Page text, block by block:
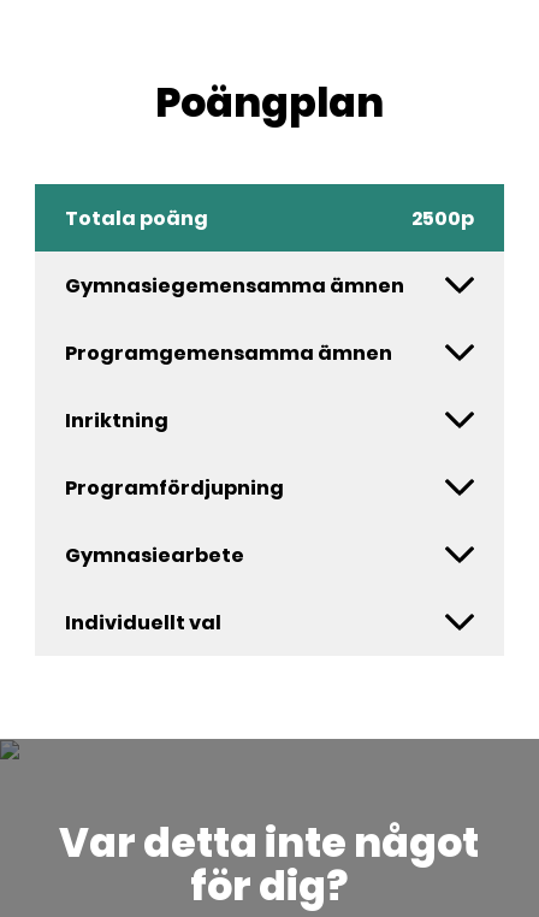
Poängplan
Totala poäng 2500p
Gymnasiegemensamma ämnen
Programgemensamma ämnen
Inriktning
Programfördjupning
Gymnasiearbete
Individuellt val
Var detta inte något
för dig?